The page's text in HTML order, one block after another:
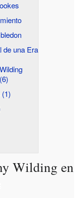
de una Era
Wilding en